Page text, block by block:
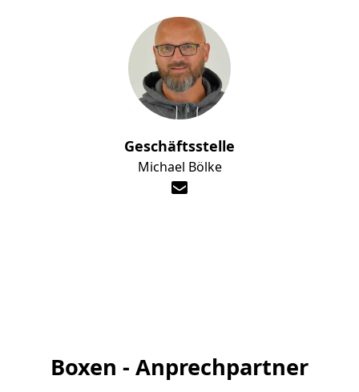
Geschäftsstelle
Michael Bölke
Boxen - Anprechpartner